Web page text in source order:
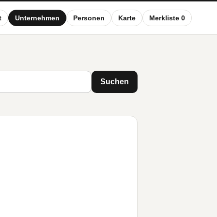
Unternehmen Personen Karte Merkliste 0
Suchen